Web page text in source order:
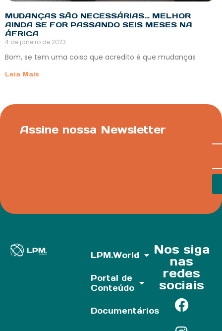
MUDANÇAS SÃO NECESSÁRIAS… MELHOR
AINDA SE FOR PASSANDO SEIS MESES NA
ÁFRICA
4 de janeiro de 2023
Bom, se tem uma coisa que acredito é que mudanças
Leia Mais
Assine nossa Newsletter
LPM.World
Portal de
Conteúdo
Documentários
Nos siga
nas
redes
sociais